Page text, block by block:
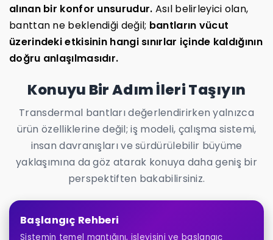
alınan bir konfor unsurudur. Asıl belirleyici olan,
banttan ne beklendiği değil; bantların vücut
üzerindeki etkisinin hangi sınırlar içinde kaldığının
doğru anlaşılmasıdır.
Konuyu Bir Adım İleri Taşıyın
Transdermal bantları değerlendirirken yalnızca
ürün özelliklerine değil; iş modeli, çalışma sistemi,
insan davranışları ve sürdürülebilir büyüme
yaklaşımına da göz atarak konuya daha geniş bir
perspektiften bakabilirsiniz.
Başlangıç Rehberi
Sistemin temel mantığını, işleyişini ve başlangıç